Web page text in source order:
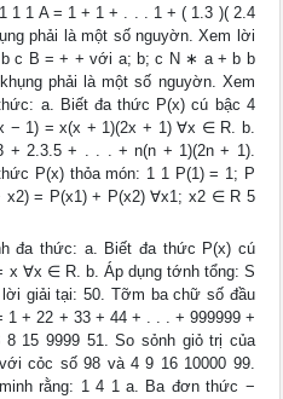
1 1 A = 1 + 1 + . . . 1 + ( 1.3 )( 2.4
phải là một số nguyờn. Xem lời
c B = + + với a; b; c N ∗ a + b b
phải là một số nguyờn. Xem
a. Biết đa thức P(x) cú bậc 4
− 1) = x(x + 1)(2x + 1) ∀x ∈ R. b.
+ 2.3.5 + . . . + n(n + 1)(2n + 1).
P(x) thỏa món: 1 1 P(1) = 1; P
= P(x1) + P(x2) ∀x1; x2 ∈ R 5
đa thức: a. Biết đa thức P(x) cú
x ∀x ∈ R. b. Áp dụng tớnh tổng: S
giải tại: 50. Tỡm ba chữ số đầu
1 + 22 + 33 + 44 + . . . + 999999 +
15 9999 51. So sỏnh giỏ trị của
cỏc số 98 và 4 9 16 10000 99.
rằng: 1 4 1 a. Ba đơn thức −